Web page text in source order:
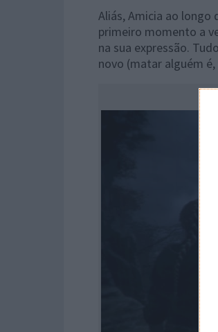
Aliás, Amicia ao
primeiro momento a
na sua expressão.
novo (matar alguém